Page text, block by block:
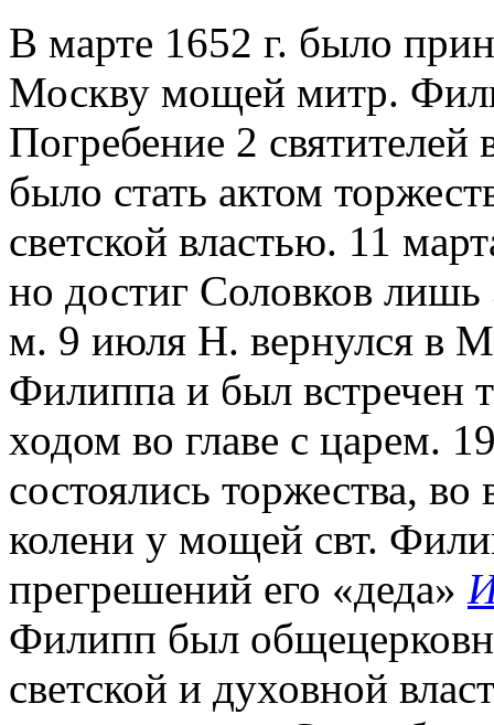
В марте 1652 г. было
Москву мощей митр.
Погребение 2
было стать актом
светской властью. 11
но достиг Соловков
м. 9 июля Н. вернулся в
Филиппа и был встречен
ходом во главе с царем.
состоялись торжества,
колени у мощей свт.
прегрешений его «деда»
Филипп был
светской и духовной